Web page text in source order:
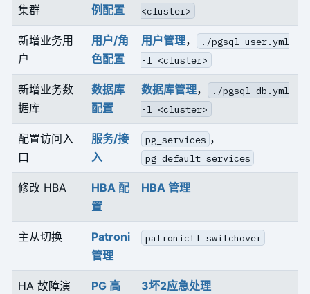
集群
例配置
<cluster>
新增业务用
户
用户/角
色配置
用户管理，
./pgsql-user.yml
-l <cluster>
新增业务数
据库
数据库
配置
数据库管理，
./pgsql-db.yml
-l <cluster>
配置访问入
口
服务/接
入
pg_services ，
pg_default_services
修改 HBA
HBA 配
置
HBA 管理
主从切换
Patroni
管理
patronictl switchover
HA 故障演
PG 高
3坏2应急处理